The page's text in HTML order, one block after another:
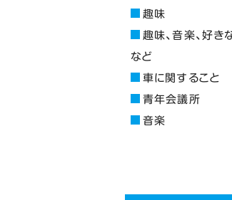
趣味
趣味、音楽、好き
など
車に関すること
青年会議所
音楽